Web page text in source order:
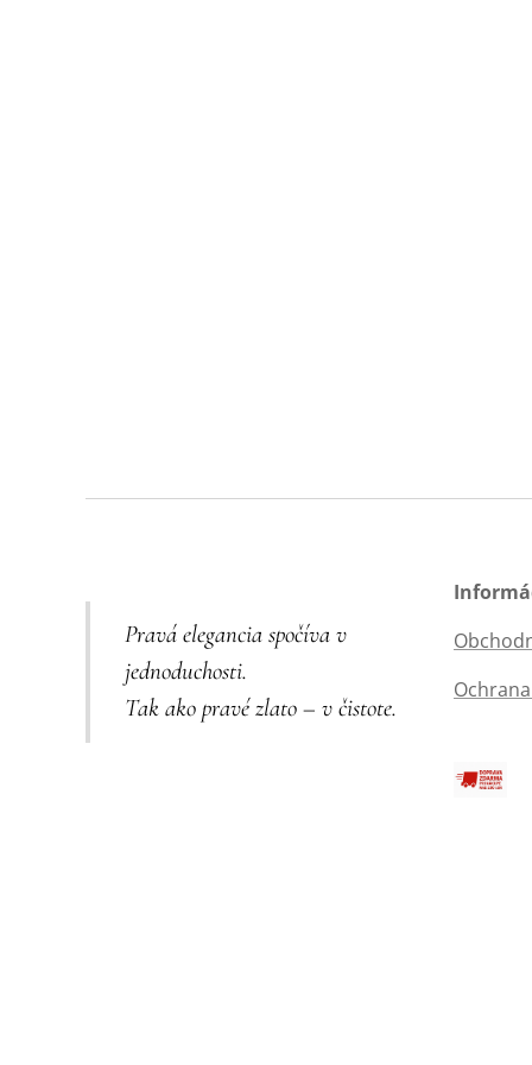
Pravá elegancia spočíva v
jednoduchosti.
Tak ako pravé zlato – v čistote.